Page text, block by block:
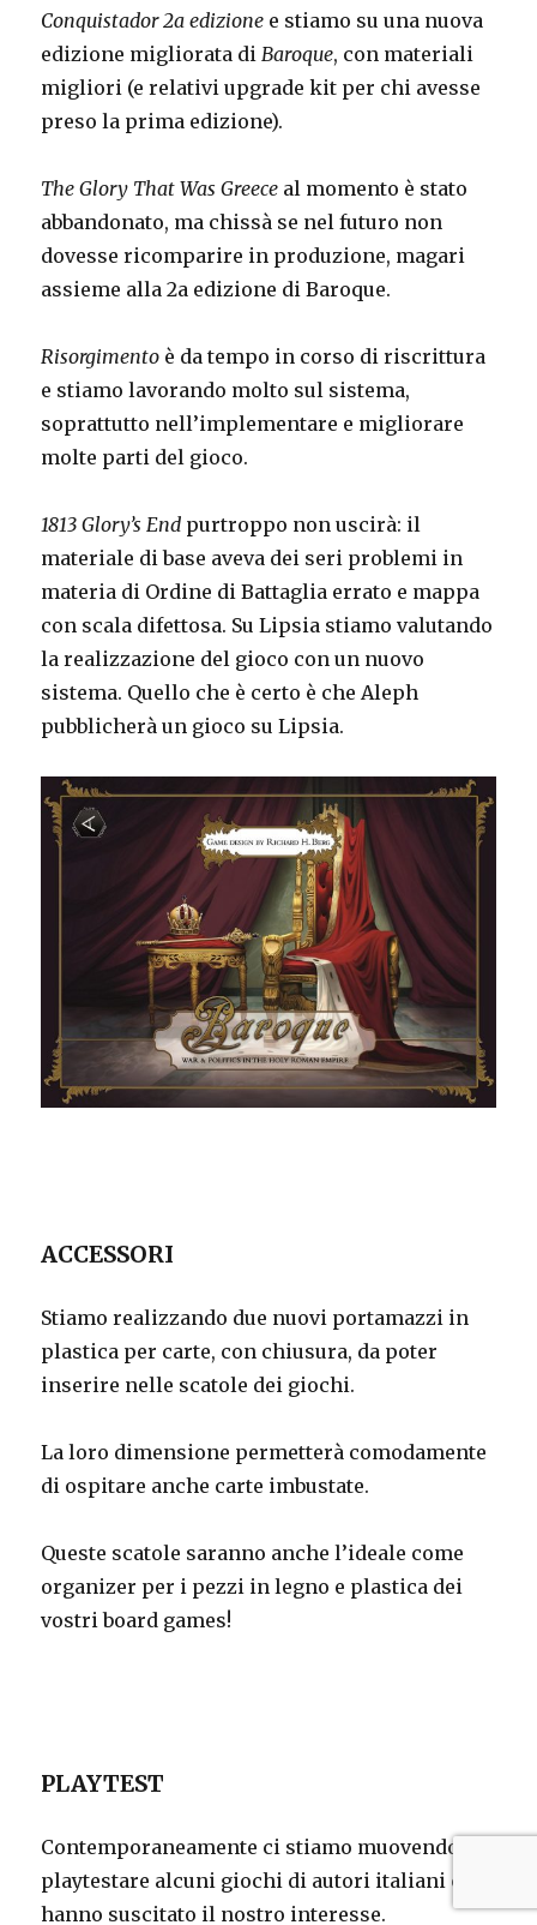
Conquistador 2a edizione e stiamo su una nuova
edizione migliorata di Baroque, con materiali
migliori (e relativi upgrade kit per chi avesse
preso la prima edizione).
The Glory That Was Greece al momento è stato
abbandonato, ma chissà se nel futuro non
dovesse ricomparire in produzione, magari
assieme alla 2a edizione di Baroque.
Risorgimento è da tempo in corso di riscrittura
e stiamo lavorando molto sul sistema,
soprattutto nell’implementare e migliorare
molte parti del gioco.
1813 Glory’s End purtroppo non uscirà: il
materiale di base aveva dei seri problemi in
materia di Ordine di Battaglia errato e mappa
con scala difettosa. Su Lipsia stiamo valutando
la realizzazione del gioco con un nuovo
sistema. Quello che è certo è che Aleph
pubblicherà un gioco su Lipsia.
ACCESSORI
Stiamo realizzando due nuovi portamazzi in
plastica per carte, con chiusura, da poter
inserire nelle scatole dei giochi.
La loro dimensione permetterà comodamente
di ospitare anche carte imbustate.
Queste scatole saranno anche l’ideale come
organizer per i pezzi in legno e plastica dei
vostri board games!
PLAYTEST
Contemporaneamente ci stiamo muovendo nel
playtestare alcuni giochi di autori italiani che
hanno suscitato il nostro interesse.